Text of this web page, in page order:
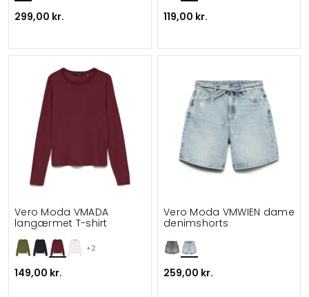
299,00 kr. 119,00 kr.
+2
Vero Moda VMADA
langærmet T-shirt
149,00 kr.
Vero Moda VMWIEN dame
denimshorts
259,00 kr.